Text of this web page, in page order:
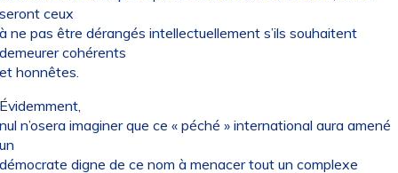
ceux
ne pas être dérangés intellectuellement s’ils souhaitent
cohérents
honnêtes.
n’osera imaginer que ce « péché » international aura amené
digne de ce nom à menacer tout un complexe